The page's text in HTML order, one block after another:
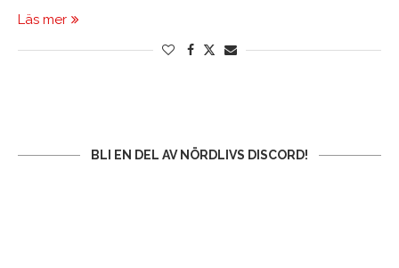
Läs mer
BLI EN DEL AV NÖRDLIVS DISCORD!